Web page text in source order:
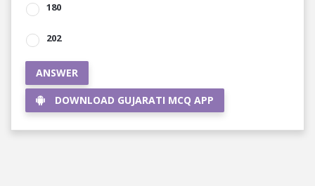
180
202
ANSWER
DOWNLOAD GUJARATI MCQ APP